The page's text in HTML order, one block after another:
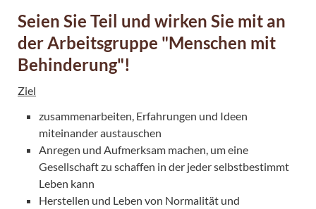
Seien Sie Teil und wirken Sie mit an
der Arbeitsgruppe "Menschen mit
Behinderung"!
Ziel
zusammenarbeiten, Erfahrungen und Ideen
miteinander austauschen
Anregen und Aufmerksam machen, um eine
Gesellschaft zu schaffen in der jeder selbstbestimmt
Leben kann
Herstellen und Leben von Normalität und